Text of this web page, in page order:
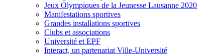
Jeux Olympiques de la Jeunesse Lausanne 2020
Manifestations sportives
Grandes installations sportives
Clubs et associations
Université et EPF
Interact, un partenariat Ville-Université